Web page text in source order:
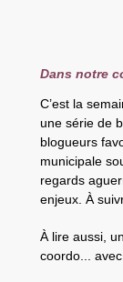
Dans notre
C’est la
une série de
blogueurs
municipale
regards
enjeux. À
À lire aussi,
coordo...